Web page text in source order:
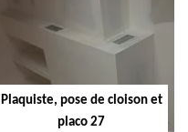
Plaquiste, pose de cloison et
placo 27